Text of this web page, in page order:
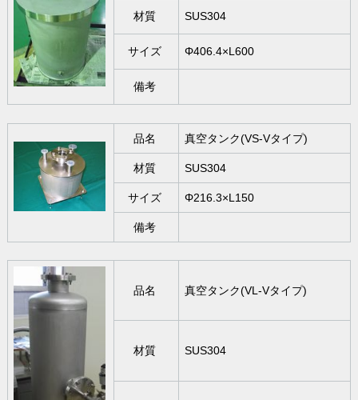
材質 SUS304
サイズ Φ406.4×L600
備考
品名 真空タンク(VS-Vタイプ)
材質 SUS304
サイズ Φ216.3×L150
備考
品名 真空タンク(VL-Vタイプ)
材質 SUS304